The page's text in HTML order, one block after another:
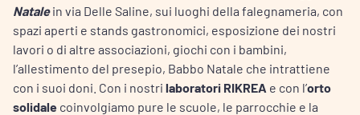
Natalein via Delle Saline, sui luoghi della falegnameria, con
spazi aperti e stands gastronomici, esposizione dei nostri
lavori o di altre associazioni, giochi con i bambini,
l’allestimento del presepio, Babbo Natale che intrattiene
con i suoi doni. Con i nostri laboratori RIKREA e con l’orto
solidale coinvolgiamo pure le scuole, le parrocchie e la